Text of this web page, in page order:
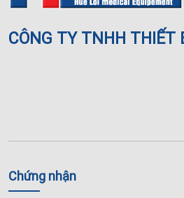
CÔNG TY TNHH THIẾT
Chứng nhận